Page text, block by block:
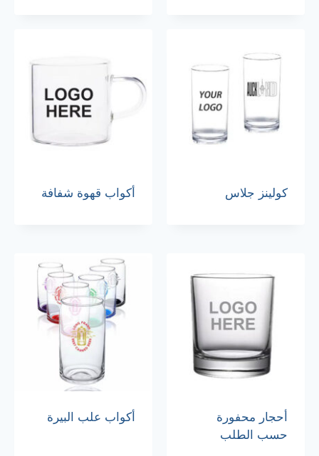
كولينز جلاس أكواب قهوة شفافة
أحجار محفورة
حسب الطلب
أكواب علب البيرة